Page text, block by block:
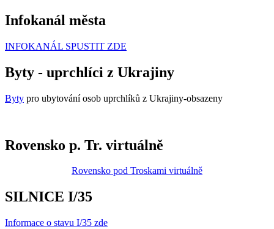
Infokanál města
INFOKANÁL SPUSTIT ZDE
Byty - uprchlíci z Ukrajiny
Byty pro ubytování osob uprchlíků z Ukrajiny-obsazeny
Rovensko p. Tr. virtuálně
Rovensko pod Troskami virtuálně
SILNICE I/35
Informace o stavu I/35 zde